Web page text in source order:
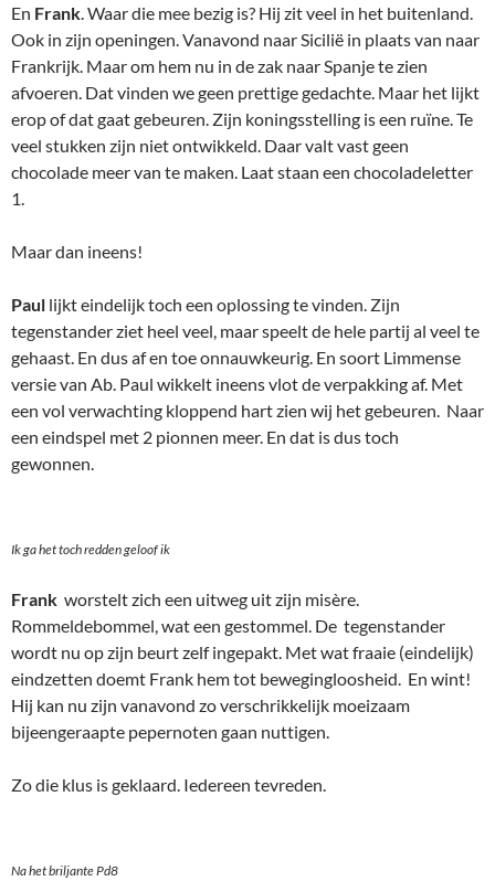
En Frank. Waar die mee bezig is? Hij zit veel in het buitenland.
Ook in zijn openingen. Vanavond naar Sicilië in plaats van naar
Frankrijk. Maar om hem nu in de zak naar Spanje te zien
afvoeren. Dat vinden we geen prettige gedachte. Maar het lijkt
erop of dat gaat gebeuren. Zijn koningsstelling is een ruïne. Te
veel stukken zijn niet ontwikkeld. Daar valt vast geen
chocolade meer van te maken. Laat staan een chocoladeletter
1.
Maar dan ineens!
Paul lijkt eindelijk toch een oplossing te vinden. Zijn
tegenstander ziet heel veel, maar speelt de hele partij al veel te
gehaast. En dus af en toe onnauwkeurig. En soort Limmense
versie van Ab. Paul wikkelt ineens vlot de verpakking af. Met
een vol verwachting kloppend hart zien wij het gebeuren. Naar
een eindspel met 2 pionnen meer. En dat is dus toch
gewonnen.
Ik ga het toch redden geloof ik
Frank worstelt zich een uitweg uit zijn misère.
Rommeldebommel, wat een gestommel. De tegenstander
wordt nu op zijn beurt zelf ingepakt. Met wat fraaie (eindelijk)
eindzetten doemt Frank hem tot bewegingloosheid. En wint!
Hij kan nu zijn vanavond zo verschrikkelijk moeizaam
bijeengeraapte pepernoten gaan nuttigen.
Zo die klus is geklaard. Iedereen tevreden.
Na het briljante Pd8